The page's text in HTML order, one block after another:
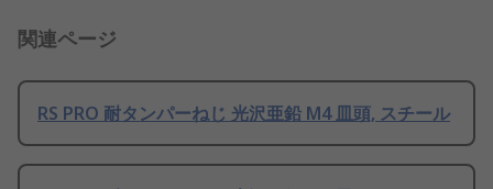
関連ページ
RS PRO 耐タンパーねじ 光沢亜鉛 M4 皿頭, スチール